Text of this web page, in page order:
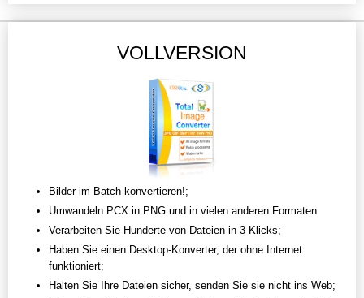
VOLLVERSION
Bilder im Batch konvertieren!;
Umwandeln PCX in PNG und in vielen anderen Formaten
Verarbeiten Sie Hunderte von Dateien in 3 Klicks;
Haben Sie einen Desktop-Konverter, der ohne Internet
funktioniert;
Halten Sie Ihre Dateien sicher, senden Sie sie nicht ins Web;